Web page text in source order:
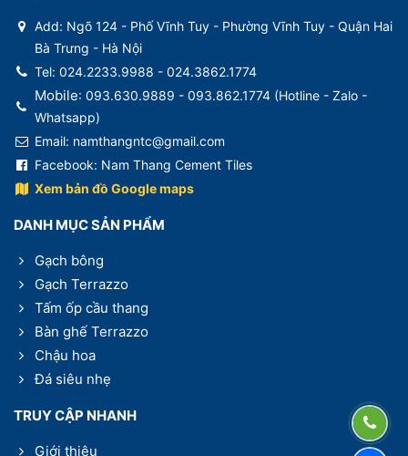
Add: Ngõ 124 - Phố Vĩnh Tuy - Phường Vĩnh Tuy - Quận Hai
Bà Trưng - Hà Nội
Tel: 024.2233.9988 - 024.3862.1774
Mobile: 093.630.9889 - 093.862.1774 (Hotline - Zalo -
Whatsapp)
Email: namthangntc@gmail.com
Facebook: Nam Thang Cement Tiles
Xem bản đồ Google maps
DANH MỤC SẢN PHẨM
Gạch bông
Gạch Terrazzo
Tấm ốp cầu thang
Bàn ghế Terrazzo
Chậu hoa
Đá siêu nhẹ
TRUY CẬP NHANH
Giới thiệu